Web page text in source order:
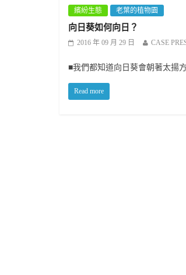
繽紛生態 老葉的植物園
向日葵如何向日？
2016 年 09 月 29 日 CASE
■我們都知道向日葵會朝著太揚
Read more